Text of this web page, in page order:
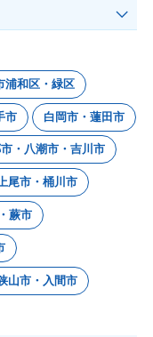
浦和区・緑区
市 白岡市・蓮田市
・八潮市・吉川市
尾市・桶川市
蕨市
山市・入間市